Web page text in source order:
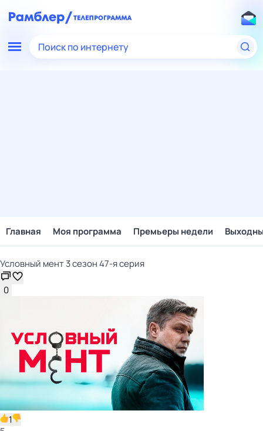
Поиск по интернету
Главная Моя программа Премьеры недели
Условный мент 3 сезон 47-я серия
0
1